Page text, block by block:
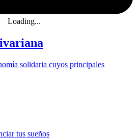
Loading...
solidaria cuyos principales
tus sueños